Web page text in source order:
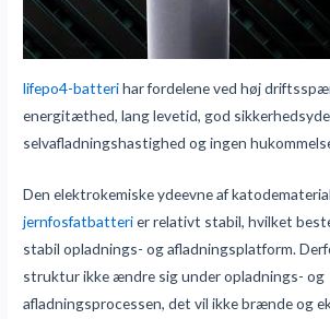
lifepo4-batterihar fordelene ved høj
energitæthed, lang levetid, god
selvafladningshastighed og ingen
Den elektrokemiske ydeevne af
jernfosfatbatterier relativt stabil, hvilket
stabil opladnings- og afladningsplatform.
struktur ikke ændre sig under opladnings- og
afladningsprocessen, det vil ikke brænde og